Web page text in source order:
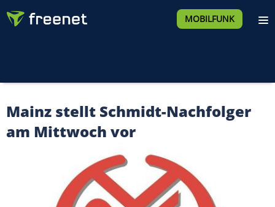
MOBILFUNK
Mainz stellt Schmidt-Nachfolger
am Mittwoch vor